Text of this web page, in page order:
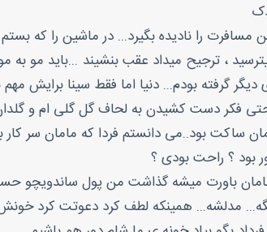
مسافرت را نادیده بگیرد... در ماشین را که
، ترجیح میداد عقب بنشیند ...باید مو
دیگر گرفته بودم... دنیا اما فقط سینا برایش مهم
فکر دست کشیدن به لحاف گل گلی ام و
ساکت بود..می دانستم فردا که مامان سر
بود ؟ راحت بودی ؟
مامان باورت میشه گذاشت من پول ساندویچو
مدلشه... همینکه لطف کرد دعوتت کرد